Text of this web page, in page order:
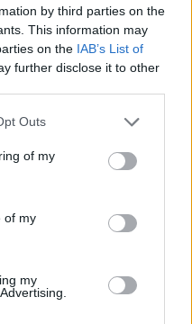
by third parties on the
This information may
on the IAB’s List of
further disclose it to other
uses one or more Google
You may click to
its third-party tags to
purposes in below Google
Outs
of my
of my
my
van, a tempó
elektronikus aláfestő
tudok belekötni,
a fülünkbe. A
és naturalistább
a műnek. A tetejébe
kezdve az remek
ennek van
is hiányzik az
előtt. A mű az
elképesztő
így sok szempontból
felül végeredmény